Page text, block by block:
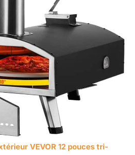
VEVOR 12 pouces tri-